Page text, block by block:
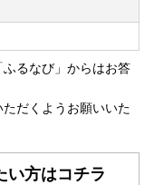
例申請書はお申し込
いたします。
ざいます。あらか
ワンストップ特例
るなび」からはお答
だくようお願いいた
い方はコチラ